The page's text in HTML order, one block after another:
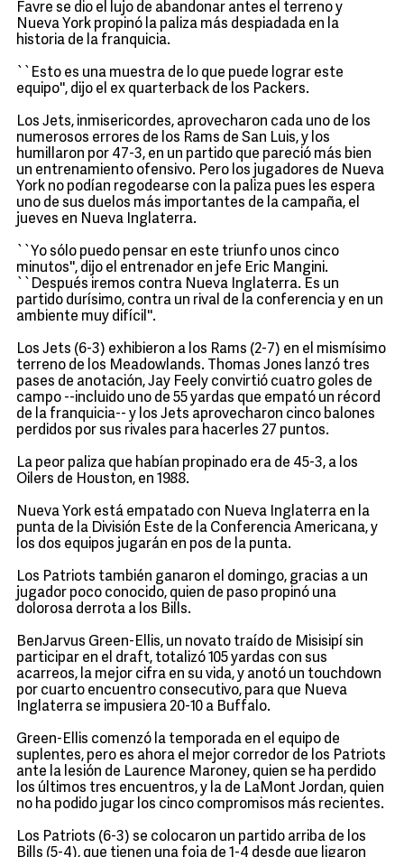
Favre se dio el lujo de abandonar antes el terreno y
Nueva York propinó la paliza más despiadada en la
historia de la franquicia.
``Esto es una muestra de lo que puede lograr este
equipo'', dijo el ex quarterback de los Packers.
Los Jets, inmisericordes, aprovecharon cada uno de los
numerosos errores de los Rams de San Luis, y los
humillaron por 47-3, en un partido que pareció más bien
un entrenamiento ofensivo. Pero los jugadores de Nueva
York no podían regodearse con la paliza pues les espera
uno de sus duelos más importantes de la campaña, el
jueves en Nueva Inglaterra.
``Yo sólo puedo pensar en este triunfo unos cinco
minutos'', dijo el entrenador en jefe Eric Mangini.
``Después iremos contra Nueva Inglaterra. Es un
partido durísimo, contra un rival de la conferencia y en un
ambiente muy difícil''.
Los Jets (6-3) exhibieron a los Rams (2-7) en el mismísimo
terreno de los Meadowlands. Thomas Jones lanzó tres
pases de anotación, Jay Feely convirtió cuatro goles de
campo --incluido uno de 55 yardas que empató un récord
de la franquicia-- y los Jets aprovecharon cinco balones
perdidos por sus rivales para hacerles 27 puntos.
La peor paliza que habían propinado era de 45-3, a los
Oilers de Houston, en 1988.
Nueva York está empatado con Nueva Inglaterra en la
punta de la División Este de la Conferencia Americana, y
los dos equipos jugarán en pos de la punta.
Los Patriots también ganaron el domingo, gracias a un
jugador poco conocido, quien de paso propinó una
dolorosa derrota a los Bills.
BenJarvus Green-Ellis, un novato traído de Misisipí sin
participar en el draft, totalizó 105 yardas con sus
acarreos, la mejor cifra en su vida, y anotó un touchdown
por cuarto encuentro consecutivo, para que Nueva
Inglaterra se impusiera 20-10 a Buffalo.
Green-Ellis comenzó la temporada en el equipo de
suplentes, pero es ahora el mejor corredor de los Patriots
ante la lesión de Laurence Maroney, quien se ha perdido
los últimos tres encuentros, y la de LaMont Jordan, quien
no ha podido jugar los cinco compromisos más recientes.
Los Patriots (6-3) se colocaron un partido arriba de los
Bills (5-4), que tienen una foja de 1-4 desde que ligaron